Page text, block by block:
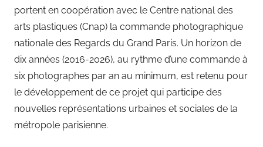
portent en coopération avec le Centre national des
arts plastiques (Cnap) la commande photographique
nationale des Regards du Grand Paris. Un horizon de
dix années (2016-2026), au rythme d’une commande à
six photographes par an au minimum, est retenu pour
le développement de ce projet qui participe des
nouvelles représentations urbaines et sociales de la
métropole parisienne.